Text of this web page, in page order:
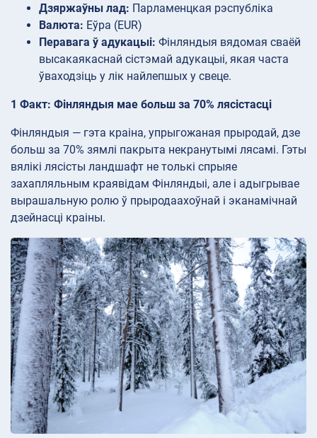
Дзяржаўны лад: Парламенцкая рэспубліка
Валюта: Еўра (EUR)
Перавага ў адукацыі: Фінляндыя вядомая сваёй
высакаякаснай сістэмай адукацыі, якая часта
ўваходзіць у лік найлепшых у свеце.
1 Факт: Фінляндыя мае больш за 70% лясістасці
Фінляндыя — гэта краіна, упрыгожаная прыродай, дзе
больш за 70% зямлі пакрыта некранутымі лясамі. Гэты
вялікі лясісты ландшафт не толькі спрыяе
захапляльным краявідам Фінляндыі, але і адыгрывае
вырашальную ролю ў прыродаахоўнай і эканамічнай
дзейнасці краіны.